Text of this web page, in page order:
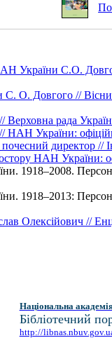
України С.О.
С. О. Довгого //
Верховна рада
НАН України:
директор //
НАН України:
1918–2008.
1918–2013:
Олексійович //
Національна
Бібліотечний
http://